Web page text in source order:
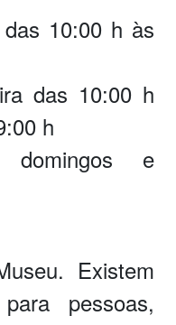
10:00 h às
das 10:00 h
h
domingos e
Existem
pessoas,